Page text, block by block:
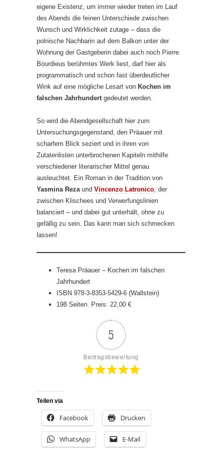
eigene Existenz, um immer wieder treten im Lauf
des Abends die feinen Unterschiede zwischen
Wunsch und Wirklichkeit zutage – dass die
polnische Nachbarin auf dem Balkon unter der
Wohnung der Gastgeberin dabei auch noch Pierre
Bourdieus berühmtes Werk liest, darf hier als
programmatisch und schon fast überdeutlicher
Wink auf eine mögliche Lesart von Kochen im
falschen Jahrhundert gedeutet werden.
So wird die Abendgesellschaft hier zum
Untersuchungsgegenstand, den Präauer mit
scharfem Blick seziert und in ihren von
Zutatenlisten unterbrochenen Kapiteln mithilfe
verschiedener literarischer Mittel genau
ausleuchtet. Ein Roman in der Tradition von
Yasmina Reza und Vincenzo Latronico , der
zwischen Klischees und Verwerfungslinien
balanciert – und dabei gut unterhält, ohne zu
gefällig zu sein. Das kann man sich schmecken
lassen!
Teresa Präauer – Kochen im falschen
Jahrhundert
ISBN 978-3-8353-5429-6 (Wallstein)
198 Seiten. Preis: 22,00 €
5
Beitragsbewertung
Teilen via
Facebook Drucken
WhatsApp E-Mail